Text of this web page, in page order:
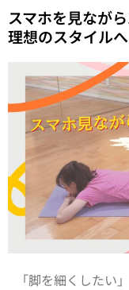
スマホを見なが
理想のスタイルへ
「脚を細くしたい」